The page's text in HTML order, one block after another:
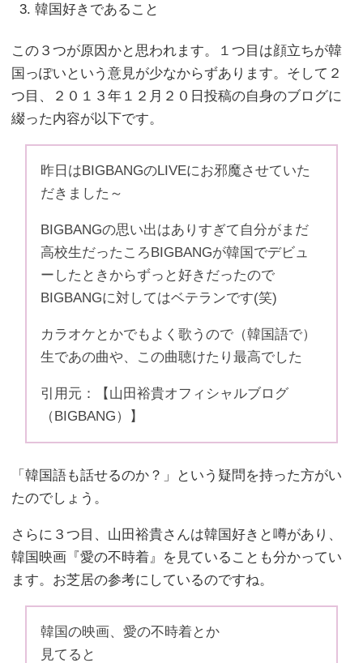
韓国好きであること
この３つが原因かと思われます。１つ目は顔立ちが韓
国っぽいという意見が少なからずあります。そして２
つ目、２０１３年１２月２０日投稿の自身のブログに
綴った内容が以下です。
昨日はBIGBANGのLIVEにお邪魔させていた
だきました～
BIGBANGの思い出はありすぎて自分がまだ
高校生だったころBIGBANGが韓国でデビュ
ーしたときからずっと好きだったので
BIGBANGに対してはベテランです(笑)
カラオケとかでもよく歌うので（韓国語で）
生であの曲や、この曲聴けたり最高でした
引用元：【山田裕貴オフィシャルブログ
（BIGBANG）】
「韓国語も話せるのか？」という疑問を持った方がい
たのでしょう。
さらに３つ目、山田裕貴さんは韓国好きと噂があり、
韓国映画『愛の不時着』を見ていることも分かってい
ます。お芝居の参考にしているのですね。
韓国の映画、愛の不時着とか
見てると